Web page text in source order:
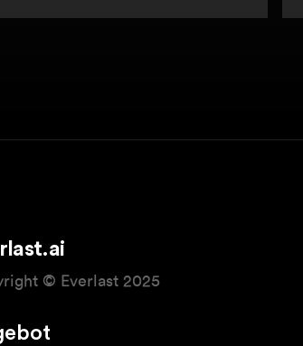
Wischen wird deine
erledigt. Egal, in welcher
© Everlast 2025